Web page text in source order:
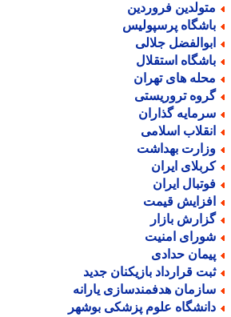
فروردین
پرسپولیس
جلالی
استقلال
های تهران
تروریستی
گذاران
اسلامی
بهداشت
ایران
ایران
قیمت
بازار
امنیت
حدادی
قرارداد بازیکنان جدید
هدفمندسازی یارانه
علوم پزشکی بوشهر